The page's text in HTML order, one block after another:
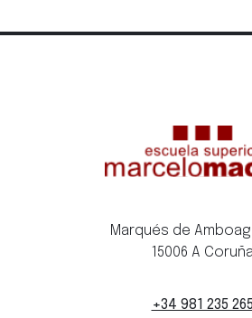
Marqués de
15006 A
+34 981 235 265